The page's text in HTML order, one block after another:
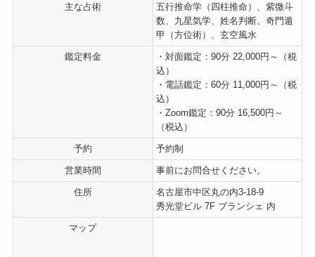
主な占術
五行推命学（四柱推命）、紫微斗
数、九星気学、姓名判断、奇門遁
甲（方位術）、玄空風水
鑑定料金
・対面鑑定：90分 22,000円～（税
込）
・電話鑑定：60分 11,000円～（税
込）
・Zoom鑑定：90分 16,500円～
（税込）
予約 予約制
営業時間 事前にお問合せください。
住所
名古屋市中区丸の内3-18-9
秀光堂ビル 7F ブランシェ 内
マップ